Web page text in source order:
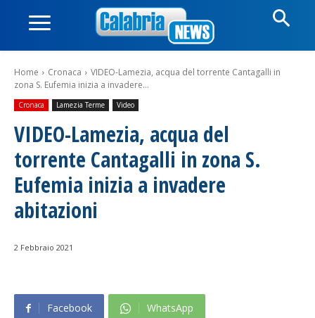
Home Cronaca
VIDEO-Lamezia, acqua del torrente Cantagalli in
zona S. Eufemia inizia a invadere...
Cronaca Lamezia Terme Video
VIDEO-Lamezia, acqua del
torrente Cantagalli in zona S.
Eufemia inizia a invadere
abitazioni
2 Febbraio 2021
Facebook WhatsApp